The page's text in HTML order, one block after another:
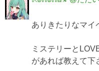
ありきたりなマイ
ミステリーと
があれば教えて下